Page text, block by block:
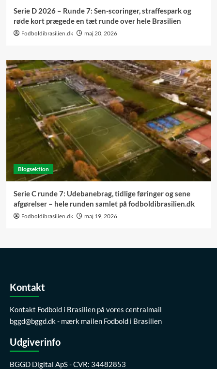
Serie D 2026 – Runde 7: Sen-scoringer, straffespark og
røde kort prægede en tæt runde over hele Brasilien
Fodboldibrasilien.dk maj 20, 2026
Blogsektion
Serie C runde 7: Udebanebrag, tidlige føringer og sene
afgørelser – hele runden samlet på fodboldibrasilien.dk
Fodboldibrasilien.dk maj 19, 2026
Kontakt
Kontakt Fodbold i Brasilien på vores centralmail
bggd@bggd.dk- mærk mailen Fodbold i Brasilien
Udgiverinfo
BGGD Digital ApS - CVR: 34482853